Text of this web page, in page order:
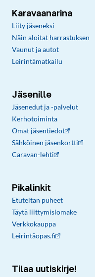
Karavaanarina
Liity jäseneksi
Näin aloitat harrastuksen
Vaunut ja autot
Leirintämatkailu
Jäsenille
Jäsenedut ja -palvelut
Kerhotoiminta
Omat jäsentiedot
Sähköinen jäsenkortti
Caravan-lehti
Pikalinkit
Etuteltan puheet
Täytä liittymislomake
Verkkokauppa
Leirintäopas.fi
Tilaa uutiskirje!